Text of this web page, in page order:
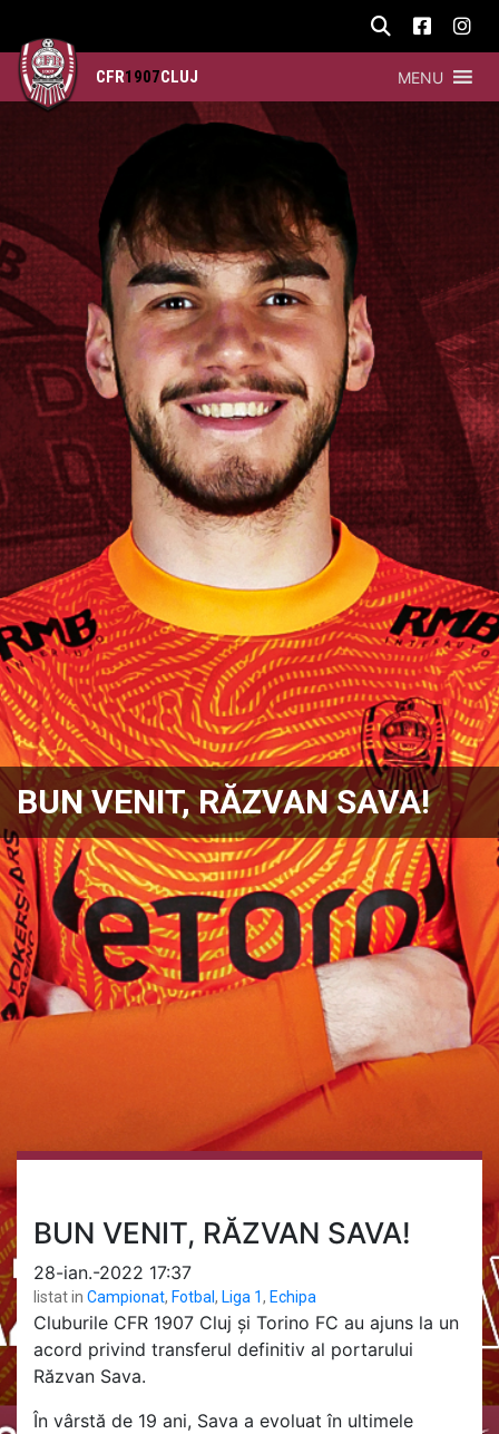
CFR1907CLUJ MENU
BUN VENIT, RĂZVAN SAVA!
BUN VENIT, RĂZVAN SAVA!
28-ian.-2022 17:37
listat in Campionat, Fotbal, Liga 1, Echipa
Cluburile CFR 1907 Cluj și Torino FC au ajuns la un
acord privind transferul definitiv al portarului
Răzvan Sava.
În vârstă de 19 ani, Sava a evoluat în ultimele